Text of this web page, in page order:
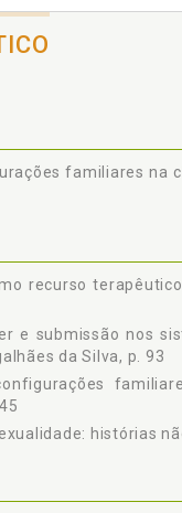
familiares na
recurso
e submissão nos
da Silva, p. 93
histórias